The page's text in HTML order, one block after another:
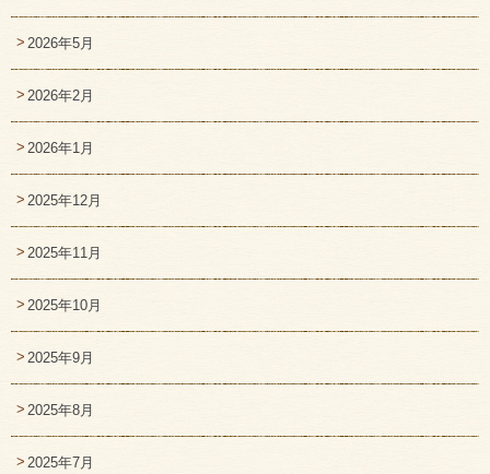
2026年5月
2026年2月
2026年1月
2025年12月
2025年11月
2025年10月
2025年9月
2025年8月
2025年7月